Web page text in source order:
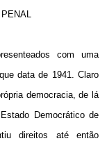
com uma
data de 1941. Claro
democracia, de lá
Democrático de
direitos até então